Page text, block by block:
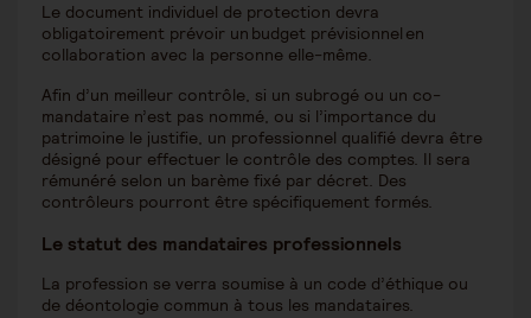
Le document individuel de protection devra
obligatoirement prévoir un budget prévisionnel en
collaboration avec la personne elle-même.
Afin d’un meilleur contrôle, si un subrogé ou un co-
mandataire n’est pas nommé, ou si l’importance du
patrimoine le justifie, un professionnel qualifié devra être
désigné pour effectuer le contrôle des comptes. Il sera
rémunéré selon un barème fixé par décret. Des
contrôleurs pourront être spécifiquement formés.
Le statut des mandataires professionnels
La profession se verra soumise à un code d’éthique ou
de déontologie commun à tous les mandataires.